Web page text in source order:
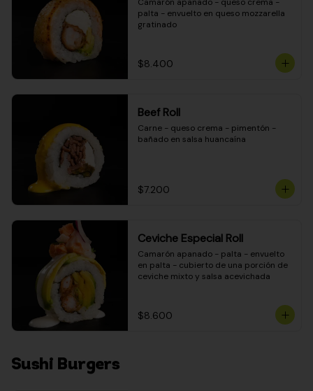
palta - envuelto en queso mozzarella
gratinado
$8.400
Beef Roll
Carne - queso crema - pimentón -
bañado en salsa huancaína
$7.200
Ceviche Especial Roll
Camarón apanado - palta - envuelto
en palta - cubierto de una porción de
ceviche mixto y salsa acevichada
$8.600
Sushi Burgers